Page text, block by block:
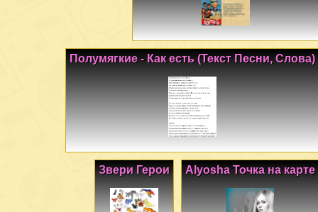
Полумягкие - Как есть (Текст Песни, Слова)
Alyosha Точка на карте
Звери Герои